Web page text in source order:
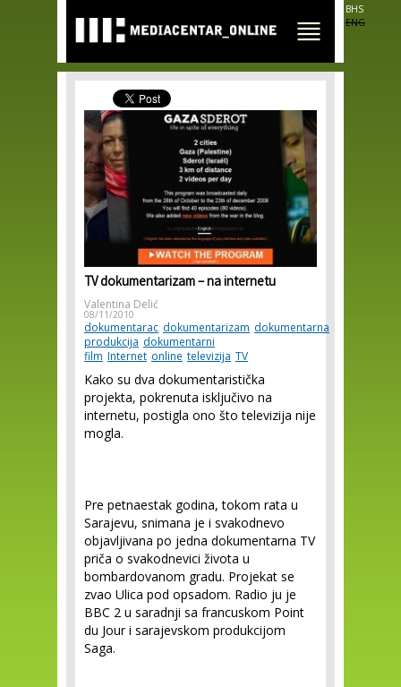
main
content
BHS
ENG
TV dokumentarizam – na internetu
Valentina Delić
08/11/2010
dokumentarac dokumentarizam dokumentarna
produkcija dokumentarni
film Internet online televizija TV
Kako su dva dokumentaristička
projekta, pokrenuta isključivo na
internetu, postigla ono što televizija nije
mogla.
Pre petnaestak godina, tokom rata u
Sarajevu, snimana je i svakodnevo
objavljivana po jedna dokumentarna TV
priča o svakodnevici života u
bombardovanom gradu. Projekat se
zvao Ulica pod opsadom. Radio ju je
BBC 2 u saradnji sa francuskom Point
du Jour i sarajevskom produkcijom
Saga.